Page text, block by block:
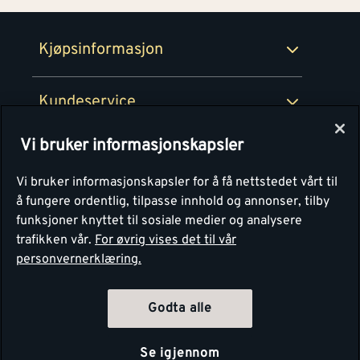
Kjøpsinformasjon
Retur- og angrerettsskjema
Kundeservice
Montér
Personvern
Vi bruker informasjonskapsler
Vi bruker informasjonskapsler for å få nettstedet vårt til
å fungere ordentlig, tilpasse innhold og annonser, tilby
funksjoner knyttet til sosiale medier og analysere
trafikken vår. For øvrig vises det til vår
personvernerklæring.
Godta alle
Se igjennom